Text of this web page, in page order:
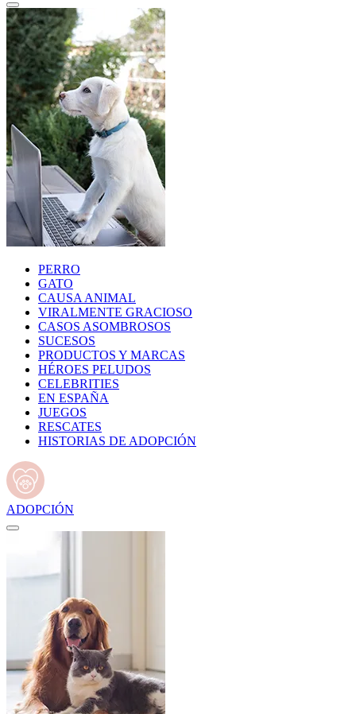
PERRO
GATO
CAUSA ANIMAL
VIRALMENTE GRACIOSO
CASOS ASOMBROSOS
SUCESOS
PRODUCTOS Y MARCAS
HÉROES PELUDOS
CELEBRITIES
EN ESPAÑA
JUEGOS
RESCATES
HISTORIAS DE ADOPCIÓN
ADOPCIÓN